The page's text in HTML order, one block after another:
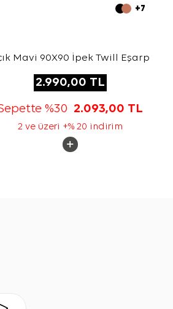
+7
Mavi 90X90 İpek Twill Eşarp
2.990,00 TL
%30 2.093,00 TL
2 ve üzeri +% 20 indirim